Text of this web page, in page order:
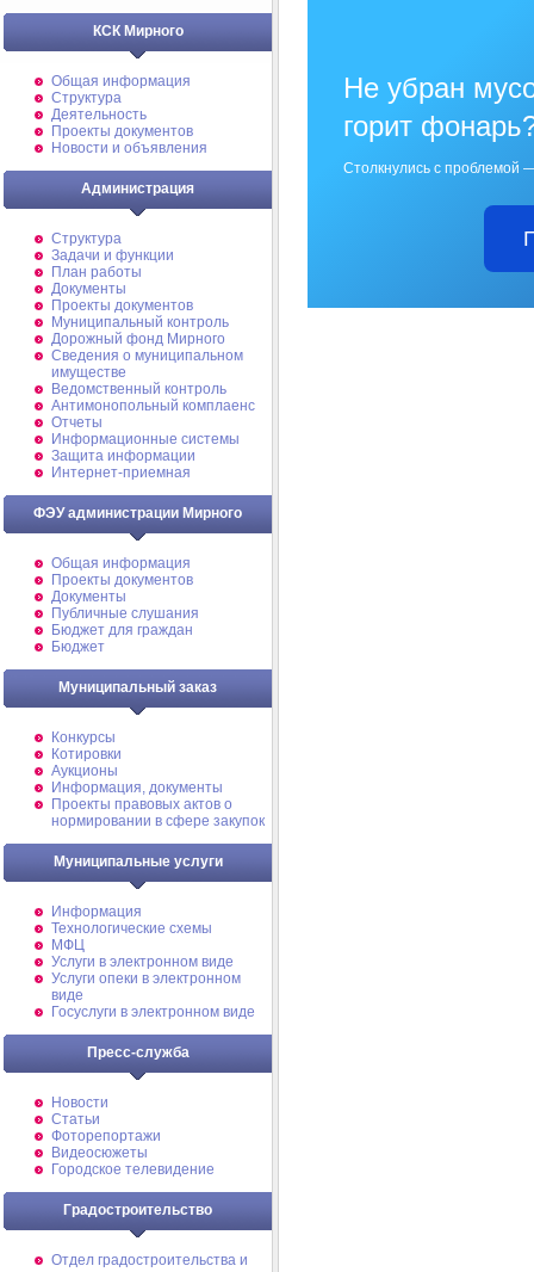
КСК Мирного
Общая информация
Структура
Деятельность
Проекты документов
Новости и объявления
Администрация
Структура
Задачи и функции
План работы
Документы
Проекты документов
Муниципальный контроль
Дорожный фонд Мирного
Cведения о муниципальном
имуществе
Ведомственный контроль
Антимонопольный комплаенс
Отчеты
Информационные системы
Защита информации
Интернет-приемная
ФЭУ администрации Мирного
Общая информация
Проекты документов
Документы
Публичные слушания
Бюджет для граждан
Бюджет
Муниципальный заказ
Конкурсы
Котировки
Аукционы
Информация, документы
Проекты правовых актов о
нормировании в сфере закупок
Муниципальные услуги
Информация
Технологические схемы
МФЦ
Услуги в электронном виде
Услуги опеки в электронном
виде
Госуслуги в электронном виде
Пресс-служба
Новости
Статьи
Фоторепортажи
Видеосюжеты
Городское телевидение
Градостроительство
Отдел градостроительства и
Не убран
горит
Столкнулись с проблемой